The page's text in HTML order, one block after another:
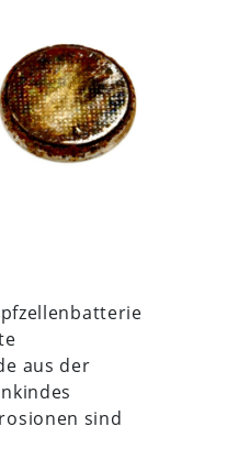
aus der
sind